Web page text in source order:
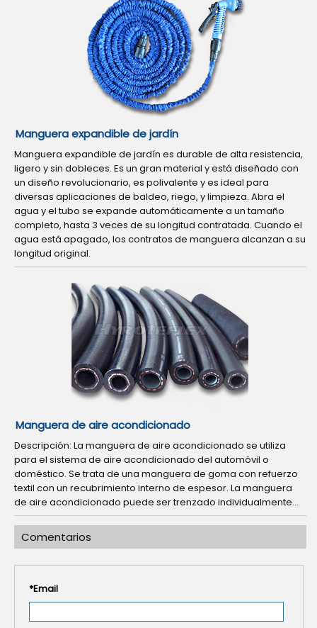
Manguera expandible de jardín
Manguera expandible de jardín es durable de alta resistencia,
ligero y sin dobleces. Es un gran material y está diseñado con
un diseño revolucionario, es polivalente y es ideal para
diversas aplicaciones de baldeo, riego, y limpieza. Abra el
agua y el tubo se expande automáticamente a un tamaño
completo, hasta 3 veces de su longitud contratada. Cuando el
agua está apagado, los contratos de manguera alcanzan a su
longitud original.
Manguera de aire acondicionado
Descripción: La manguera de aire acondicionado se utiliza
para el sistema de aire acondicionado del automóvil o
doméstico. Se trata de una manguera de goma con refuerzo
textil con un recubrimiento interno de espesor. La manguera
de aire acondicionado puede ser trenzado individualmente...
Comentarios
*Email